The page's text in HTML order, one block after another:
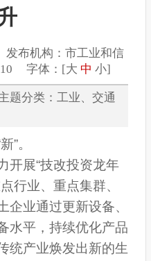
布机构：市工业和信
字体：[大 中 小]
分类：工业、交通
”。
开展“技改投资龙年
行业、重点集群、
企业通过更新设备、
水平，持续优化产品
统产业焕发出新的生